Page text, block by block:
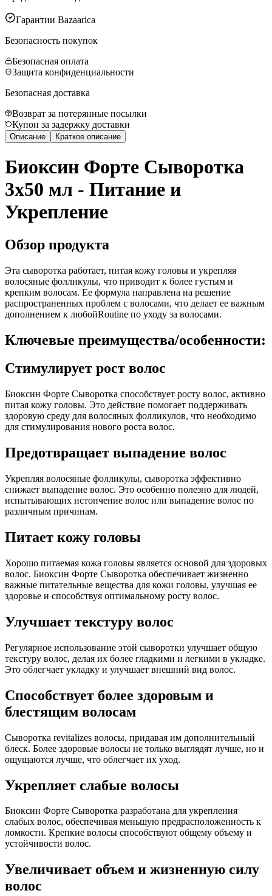
Гарантии Bazaarica
Безопасность покупок
Безопасная оплата
Защита конфиденциальности
Безопасная доставка
Возврат за потерянные посылки
Купон за задержку доставки
Описание Краткое описание
Биоксин Форте Сыворотка
3x50 мл - Питание и
Укрепление
Обзор продукта
Эта сыворотка работает, питая кожу головы и укрепляя
волосяные фолликулы, что приводит к более густым и
крепким волосам. Ее формула направлена на решение
распространенных проблем с волосами, что делает ее важным
дополнением к любойRoutine по уходу за волосами.
Ключевые преимущества/особенности:
Стимулирует рост волос
Биоксин Форте Сыворотка способствует росту волос, активно
питая кожу головы. Это действие помогает поддерживать
здоровую среду для волосяных фолликулов, что необходимо
для стимулирования нового роста волос.
Предотвращает выпадение волос
Укрепляя волосяные фолликулы, сыворотка эффективно
снижает выпадение волос. Это особенно полезно для людей,
испытывающих истончение волос или выпадение волос по
различным причинам.
Питает кожу головы
Хорошо питаемая кожа головы является основой для здоровых
волос. Биоксин Форте Сыворотка обеспечивает жизненно
важные питательные вещества для кожи головы, улучшая ее
здоровье и способствуя оптимальному росту волос.
Улучшает текстуру волос
Регулярное использование этой сыворотки улучшает общую
текстуру волос, делая их более гладкими и легкими в укладке.
Это облегчает укладку и улучшает внешний вид волос.
Способствует более здоровым и
блестящим волосам
Сыворотка revitalizes волосы, придавая им дополнительный
блеск. Более здоровые волосы не только выглядят лучше, но и
ощущаются лучше, что облегчает их уход.
Укрепляет слабые волосы
Биоксин Форте Сыворотка разработана для укрепления
слабых волос, обеспечивая меньшую предрасположенность к
ломкости. Крепкие волосы способствуют общему объему и
устойчивости волос.
Увеличивает объем и жизненную силу
волос